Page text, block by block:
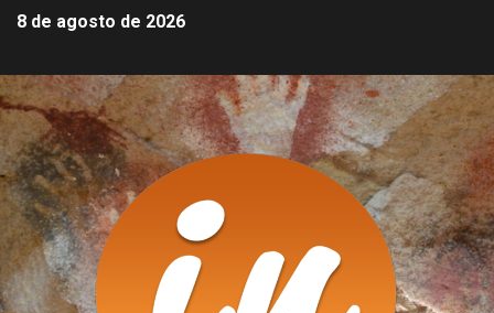
8 de agosto de 2026